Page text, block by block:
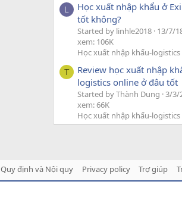
L
Học xuất nhập khẩu ở
tốt không?
Started by linhle2018 13/7/
xem: 106K
Học xuất nhập khẩu-logistics
T
Review học xuất nhập
logistics online ở đâu tốt
Started by Thành Dung 3/3/
xem: 66K
Học xuất nhập khẩu-logistics
Quy định và Nội quy Privacy policy Trợ giúp